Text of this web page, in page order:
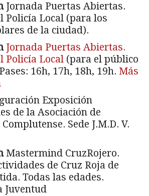
Jornada Puertas Abiertas.
Policía Local (para los
de la ciudad).
Jornada Puertas Abiertas.
Policía Local (para el público
16h, 17h, 18h, 19h. Más
Exposición
de la Asociación de
Sede J.M.D. V.
Mastermind CruzRojero.
de Cruz Roja de
Todas las edades.
Juventud